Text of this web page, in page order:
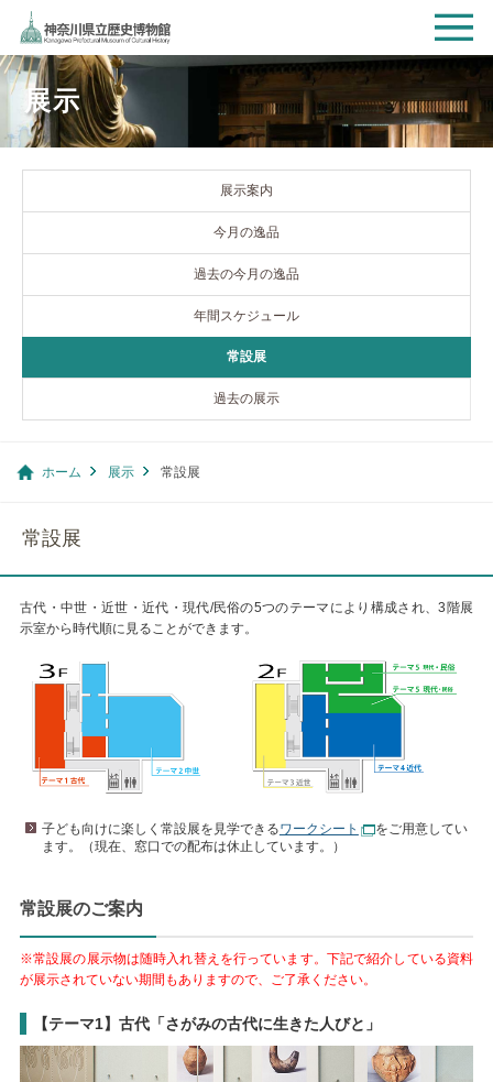
展示
展示案内
今月の逸品
過去の今月の逸品
年間スケジュール
常設展
過去の展示
ホーム 展示 常設展
常設展
古代・中世・近世・近代・現代/民俗の5つのテーマにより構成され、3階展
示室から時代順に見ることができます。
子ども向けに楽しく常設展を見学できるワークシート
をご用意してい
ます。（現在、窓口での配布は休止しています。）
常設展のご案内
※常設展の展示物は随時入れ替えを行っています。下記で紹介している資料
が展示されていない期間もありますので、ご了承ください。
【テーマ1】古代「さがみの古代に生きた人びと」